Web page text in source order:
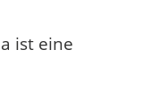
ist eine